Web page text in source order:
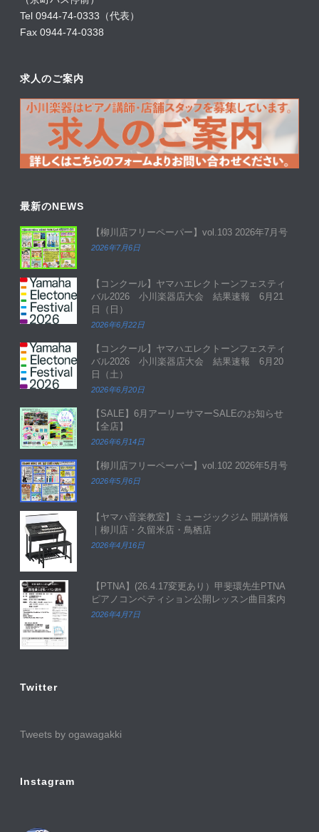
Tel 0944-74-0333（代表）
Fax 0944-74-0338
求人のご案内
最新のNEWS
【柳川店フリーペーパー】vol.103 2026年7月号
2026年7月6日
【コンクール】ヤマハエレクトーンフェスティ
バル2026 小川楽器店大会 結果速報 6月21
日（日）
2026年6月22日
【コンクール】ヤマハエレクトーンフェスティ
バル2026 小川楽器店大会 結果速報 6月20
日（土）
2026年6月20日
【SALE】6月アーリーサマーSALEのお知らせ
【全店】
2026年6月14日
【柳川店フリーペーパー】vol.102 2026年5月号
2026年5月6日
【ヤマハ音楽教室】ミュージックジム 開講情報
｜柳川店・久留米店・鳥栖店
2026年4月16日
【PTNA】(26.4.17変更あり）甲斐環先生PTNA
ピアノコンペティション公開レッスン曲目案内
2026年4月7日
Twitter
Tweets by ogawagakki
Instagram